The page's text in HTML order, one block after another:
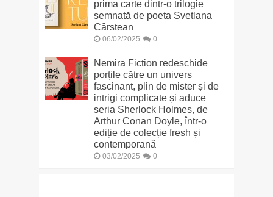
prima carte dintr-o trilogie
semnată de poeta Svetlana
Cârstean
06/02/2025 0
Nemira Fiction redeschide
porțile către un univers
fascinant, plin de mister și de
intrigi complicate și aduce
seria Sherlock Holmes, de
Arthur Conan Doyle, într-o
ediție de colecție fresh și
contemporană
03/02/2025 0